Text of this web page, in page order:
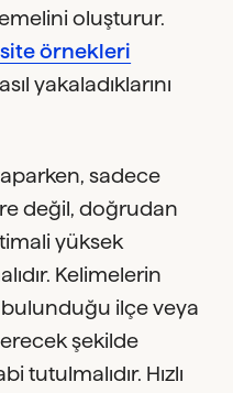
oluşturur.
örnekleri
yakaladıklarını
sadece
değil, doğrudan
yüksek
Kelimelerin
bulunduğu ilçe veya
şekilde
tutulmalıdır. Hızlı